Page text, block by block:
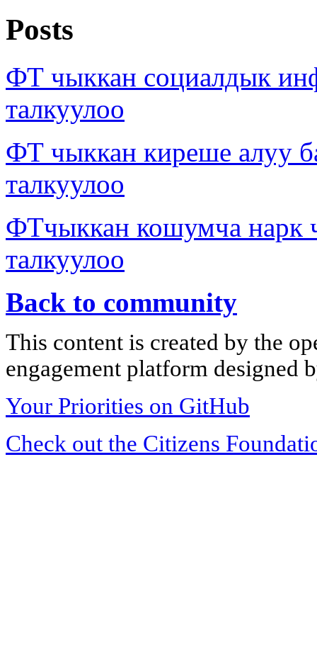
Posts
ФТ чыккан социалдык
талкуулоо
ФТ чыккан киреше алуу
талкуулоо
ФТчыккан кошумча нарк
талкуулоо
Back to community
This content is created by the
engagement platform designed
Your Priorities on GitHub
Check out the Citizens